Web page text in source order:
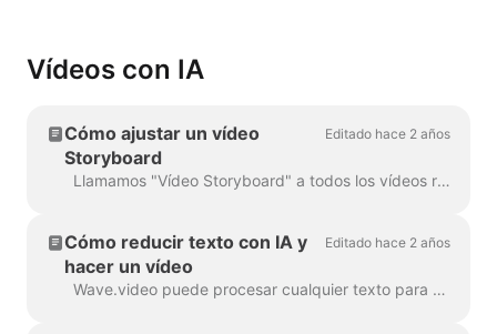
Vídeos con IA
Cómo ajustar un vídeo
Storyboard
Editado hace 2 años
Llamamos "Vídeo Storyboard" a todos los vídeos realizados a partir de un texto o de una entrada de blog, porque tienen un guión vinculado a las escenas concretas del vídeo. ...
Cómo reducir texto con IA y
hacer un vídeo
Editado hace 2 años
Wave.video puede procesar cualquier texto para hacer un vídeo que explique de qué se trata. Puede establecer la duración deseada y sintonizar el generador automátic...